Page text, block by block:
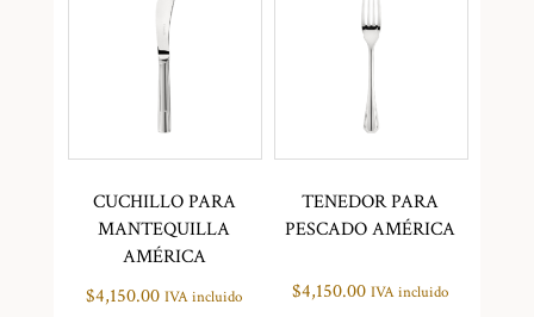
CUCHILLO PARA
MANTEQUILLA
AMÉRICA
$4,150.00 IVA incluido
TENEDOR PARA
PESCADO AMÉRICA
$4,150.00 IVA incluido